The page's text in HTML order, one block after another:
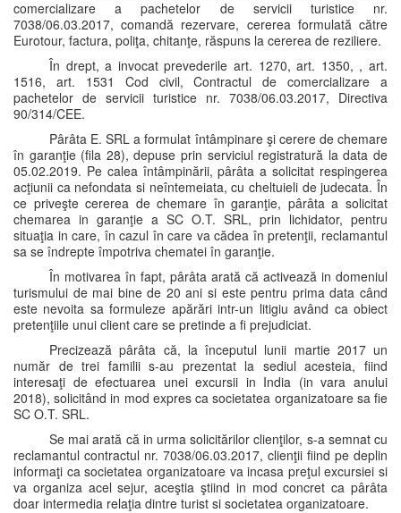
comercializare a pachetelor de servicii turistice nr.
7038/06.03.2017, comandă rezervare, cererea formulată către
Eurotour, factura, poliţa, chitanţe, răspuns la cererea de reziliere.
În drept, a invocat prevederile art. 1270, art. 1350, , art.
1516, art. 1531 Cod civil, Contractul de comercializare a
pachetelor de servicii turistice nr. 7038/06.03.2017, Directiva
90/314/CEE.
Pârâta E. SRL a formulat întâmpinare şi cerere de chemare
în garanţie (fila 28), depuse prin serviciul registratură la data de
05.02.2019. Pe calea întâmpinării, pârâta a solicitat respingerea
acţiunii ca nefondata si neîntemeiata, cu cheltuieli de judecata. În
ce priveşte cererea de chemare în garanţie, pârâta a solicitat
chemarea in garanţie a SC O.T. SRL, prin lichidator, pentru
situaţia in care, în cazul în care va cădea în pretenţii, reclamantul
sa se îndrepte împotriva chematei în garanţie.
În motivarea în fapt, pârâta arată că activează in domeniul
turismului de mai bine de 20 ani si este pentru prima data când
este nevoita sa formuleze apărări intr-un litigiu având ca obiect
pretenţiile unui client care se pretinde a fi prejudiciat.
Precizează pârâta că, la începutul lunii martie 2017 un
număr de trei familii s-au prezentat la sediul acesteia, fiind
interesaţi de efectuarea unei excursii in India (in vara anului
2018), solicitând in mod expres ca societatea organizatoare sa fie
SC O.T. SRL.
Se mai arată că in urma solicitărilor clienţilor, s-a semnat cu
reclamantul contractul nr. 7038/06.03.2017, clienţii fiind pe deplin
informaţi ca societatea organizatoare va incasa preţul excursiei si
va organiza acel sejur, aceştia ştiind in mod concret ca pârâta
doar intermedia relaţia dintre turist si societatea organizatoare.